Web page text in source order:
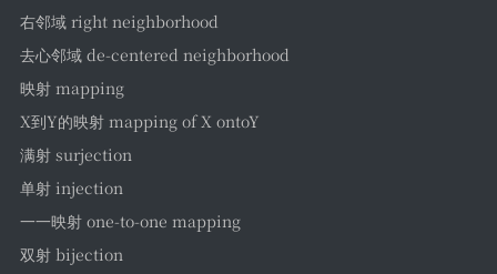
右邻域 right neighborhood
去心邻域 de-centered neighborhood
映射 mapping
X到Y的映射 mapping of X ontoY
满射 surjection
单射 injection
一一映射 one-to-one mapping
双射 bijection